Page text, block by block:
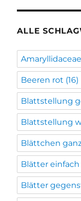
ALLE
Amaryllidaceae
Beeren rot (16)
Blattstellung
Blattstellung
Blättchen
Blätter einfach
Blätter